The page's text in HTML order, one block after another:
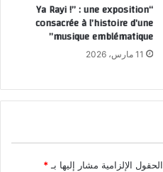
“Ya Rayi !” : une exposition
consacrée à l’histoire d’une
musique emblématique”
11 مارس، 2026
الحقول الإلزامية مشار إليها بـ*